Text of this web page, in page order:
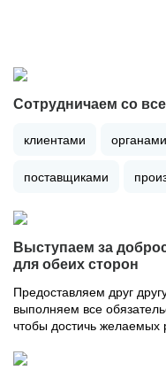
Сотрудничаем со
клиентами
поставщиками
Выступаем за
для обеих сторон
Предоставляем друг
выполняем все
чтобы достичь желаемых